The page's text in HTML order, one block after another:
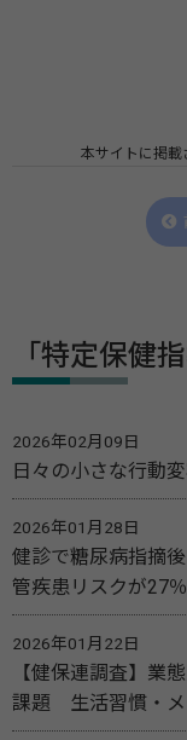
本サイトに掲載
「特定保健
2026年02月09日
日々の小さな行動
2026年01月28日
健診で糖尿病指摘
管疾患リスクが27
2026年01月22日
【健保連調査】業
課題 生活習慣・メ